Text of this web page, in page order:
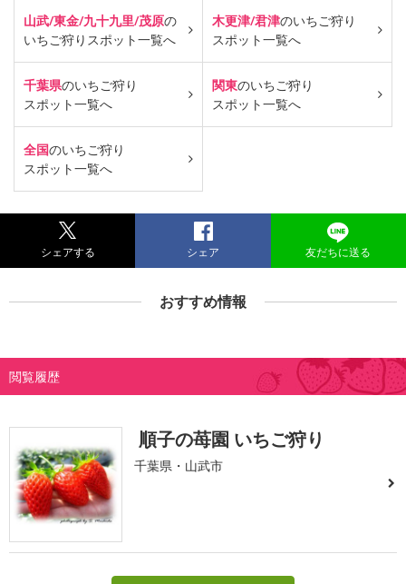
山武/東金/九十九里/茂原の
いちご狩り スポット一覧へ
木更津/君津のいちご狩り
スポット一覧へ
千葉県のいちご狩り
スポット一覧へ
関東のいちご狩り
スポット一覧へ
全国のいちご狩り
スポット一覧へ
シェアする シェア 友だちに送る
おすすめ情報
閲覧履歴
順子の苺園 いちご狩り
千葉県・山武市